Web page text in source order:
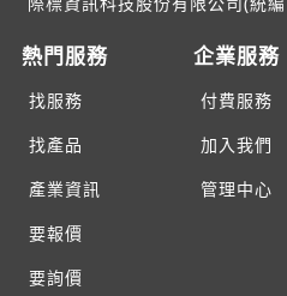
熱門服務
找服務
找產品
產業資訊
要報價
要詢價
企業服務
付費服務
加入我們
管理中心